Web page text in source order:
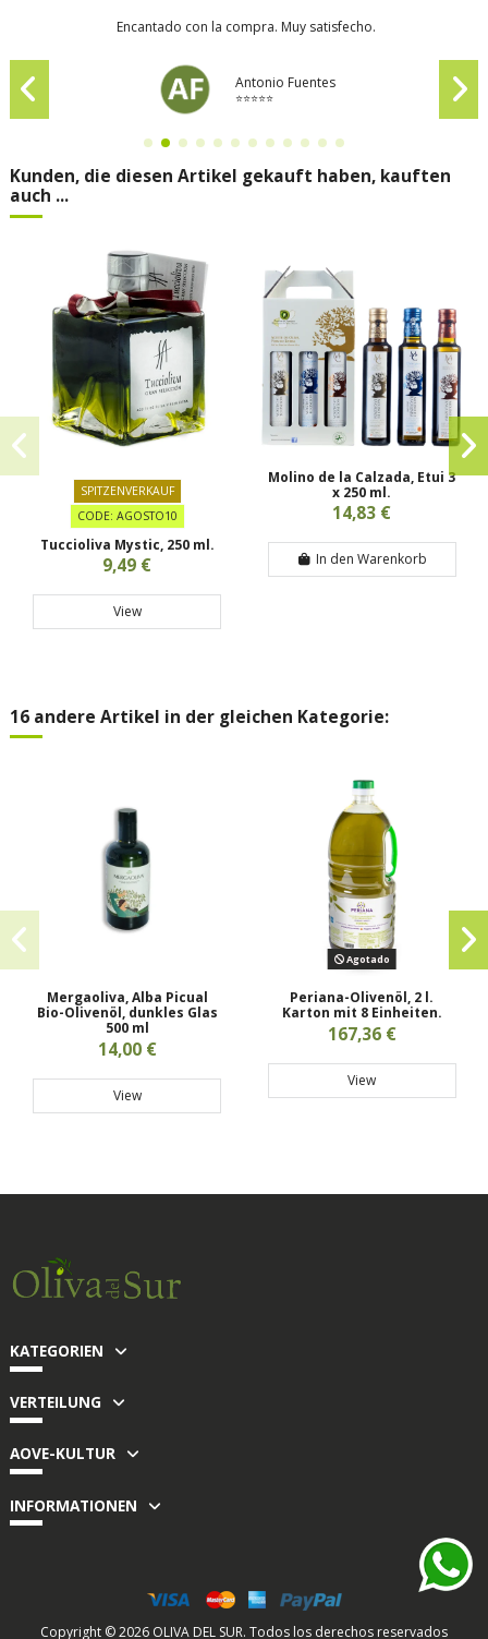
Encantado con la compra. Muy satisfecho.
Antonio Fuentes
⭐⭐⭐⭐⭐
Kunden, die diesen Artikel gekauft haben, kauften
auch ...
SPITZENVERKAUF
CODE: AGOSTO10
Tuccioliva Mystic, 250 ml.
9,49 €
View
Molino de la Calzada, Etui 3
x 250 ml.
14,83 €
In den Warenkorb
16 andere Artikel in der gleichen Kategorie:
Mergaoliva, Alba Picual
Bio-Olivenöl, dunkles Glas
500 ml
14,00 €
View
Agotado
Periana-Olivenöl, 2 l.
Karton mit 8 Einheiten.
167,36 €
View
KATEGORIEN
VERTEILUNG
AOVE-KULTUR
INFORMATIONEN
Copyright ©2026 OLIVA DEL SUR. Todos los derechos reservados